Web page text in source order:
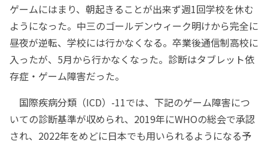
ゲームにはまり、朝起きることが出来ず週1回学校を休む
ようになった。中三のゴールデンウィーク明けから完全に
昼夜が逆転、学校には行かなくなる。卒業後通信制高校に
入ったが、5月から行かなくなった。診断はタブレット依
存症・ゲーム障害だった。
国際疾病分類（ICD）-11では、下記のゲーム障害につ
いての診断基準が収められ、2019年にWHOの総会で承認
され、2022年をめどに日本でも用いられるようになる予